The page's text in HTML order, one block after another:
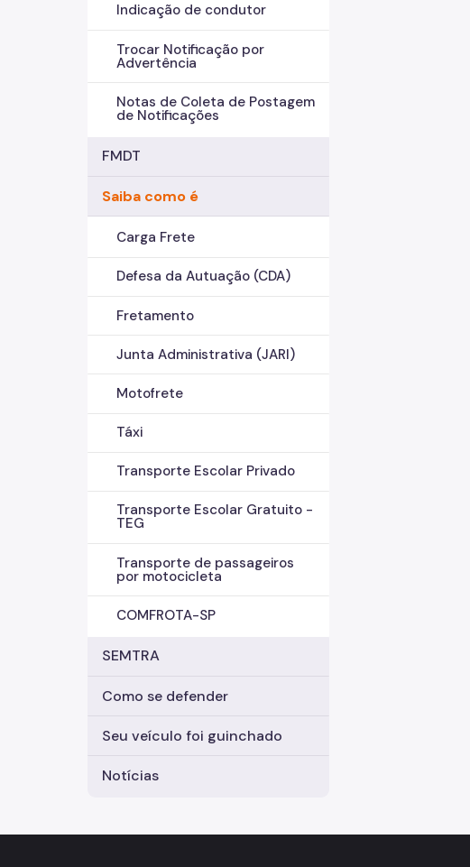
Indicação de condutor
Trocar Notificação por
Advertência
Notas de Coleta de Postagem
de Notificações
FMDT
Saiba como é
Carga Frete
Defesa da Autuação (CDA)
Fretamento
Junta Administrativa (JARI)
Motofrete
Táxi
Transporte Escolar Privado
Transporte Escolar Gratuito -
TEG
Transporte de passageiros
por motocicleta
COMFROTA-SP
SEMTRA
Como se defender
Seu veículo foi guinchado
Notícias